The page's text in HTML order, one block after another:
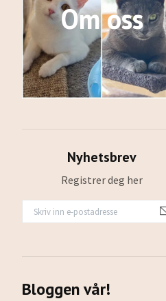
Om oss
Nyhetsbrev
Registrer deg her
Bloggen vår!